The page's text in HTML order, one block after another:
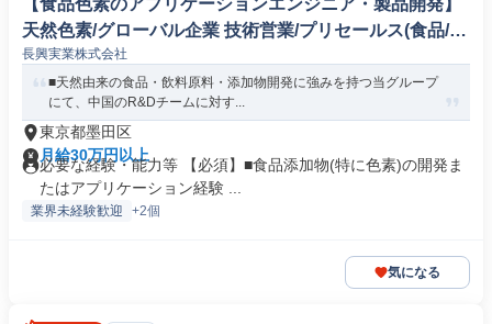
【食品色素のアプリケーションエンジニア・製品開発】
天然色素/グローバル企業 技術営業/プリセールス(食品/飲
料/たばこ)
長興実業株式会社
■天然由来の食品・飲料原料・添加物開発に強みを持つ当グループ
にて、中国のR&Dチームに対す...
東京都墨田区
月給30万円以上
必要な経験・能力等 【必須】■食品添加物(特に色素)の開発ま
たはアプリケーション経験 ...
業界未経験歓迎 +2個
気になる